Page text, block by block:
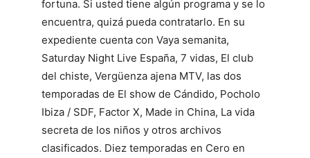
fortuna. Si usted tiene algún programa y se lo
encuentra, quizá pueda contratarlo. En su
expediente cuenta con Vaya semanita,
Saturday Night Live España, 7 vidas, El club
del chiste, Vergüenza ajena MTV, las dos
temporadas de El show de Cándido, Pocholo
Ibiza / SDF, Factor X, Made in China, La vida
secreta de los niños y otros archivos
clasificados. Diez temporadas en Cero en